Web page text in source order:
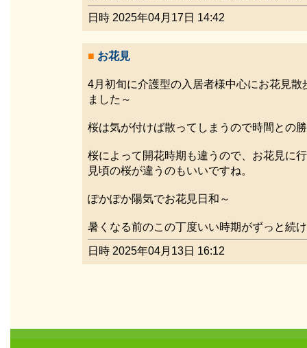
日時 2025年04月17日 14:42
■ お花見
4月初旬に介護型の入居者様中心にお花見散
ました～
桜は気が付けば散ってしまうので時間との
桜によって開花時期も違うので、お花見に
見頃の桜が違うのもいいですね。
ぽかぽか陽気でお花見日和～
暑くなる前のこの丁度いい時期がずっと続
日時 2025年04月13日 16:12